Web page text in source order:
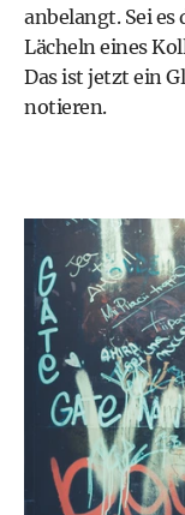
anbelangt. Sei es
Lächeln eines
Das ist jetzt ein
notieren.